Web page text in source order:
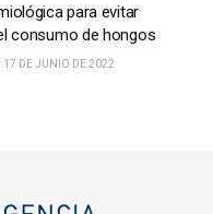
para evitar
consumo de hongos
17 DE JUNIO DE 2022